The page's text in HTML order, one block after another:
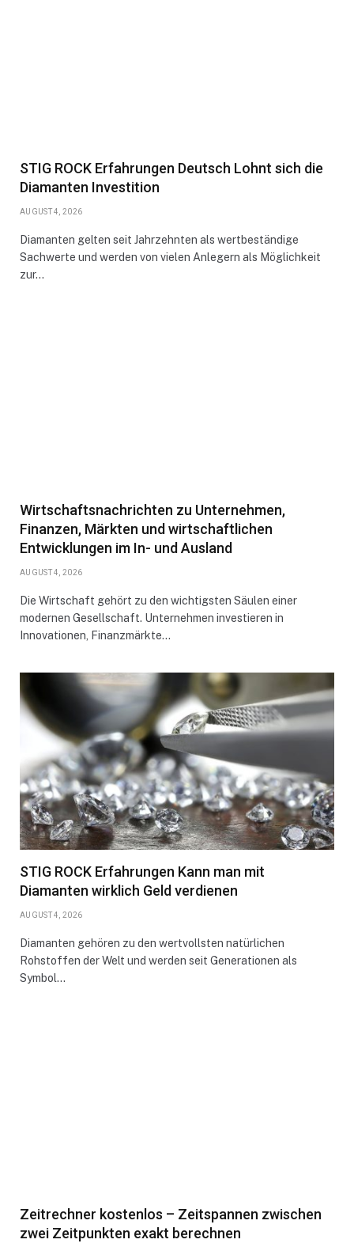
STIG ROCK Erfahrungen Deutsch Lohnt sich die
Diamanten Investition
AUGUST 4, 2026
Diamanten gelten seit Jahrzehnten als wertbeständige
Sachwerte und werden von vielen Anlegern als Möglichkeit
zur…
Wirtschaftsnachrichten zu Unternehmen,
Finanzen, Märkten und wirtschaftlichen
Entwicklungen im In- und Ausland
AUGUST 4, 2026
Die Wirtschaft gehört zu den wichtigsten Säulen einer
modernen Gesellschaft. Unternehmen investieren in
Innovationen, Finanzmärkte…
STIG ROCK Erfahrungen Kann man mit
Diamanten wirklich Geld verdienen
AUGUST 4, 2026
Diamanten gehören zu den wertvollsten natürlichen
Rohstoffen der Welt und werden seit Generationen als
Symbol…
Zeitrechner kostenlos – Zeitspannen zwischen
zwei Zeitpunkten exakt berechnen